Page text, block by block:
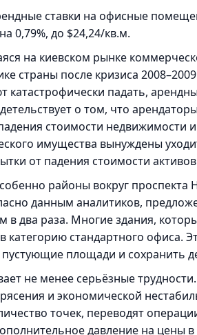
ставки на офисные
0,79%, до $24,24/кв.м.
на киевском рынке
страны после кризиса
падать,
о том, что
стоимости недвижимости
имущества вынуждены
от падения стоимости
районы вокруг
данным аналитиков,
два раза. Многие здания,
категорию стандартного офиса.
пустующие площади и сохранить
не менее серьёзные
и экономической
точек, переводят
давление на цены